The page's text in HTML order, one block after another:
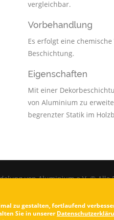
vergleichbar.
Vorbehandlung
Es erfolgt eine
Beschichtung.
Eigenschaften
Mit einer
von Aluminium zu
begrenzter Statik im
von Aluminium e.V. ©
zu gestalten, fortlaufend
Sie in unserer